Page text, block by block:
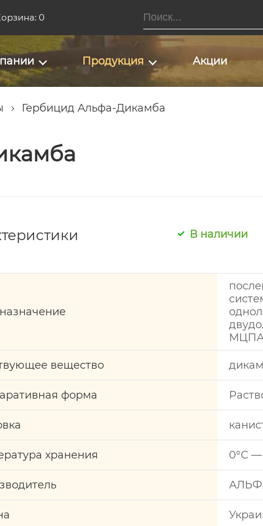
0
Продукция Акции
Гербицид Альфа-Дикамба
В наличии
вещество
форма
хранения 0°С —